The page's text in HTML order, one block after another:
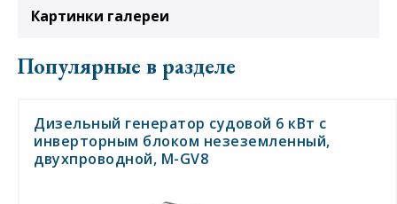
Картинки галереи
Популярные в разделе
Дизельный генератор судовой 6 кВт с
инверторным блоком незеземленный,
двухпроводной, M-GV8